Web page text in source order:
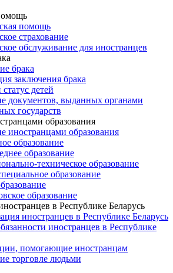
помощь
страхование
обслуживание для иностранцев
брака
заключения брака
детей
документов, выданных органами
государств
образования
иностранцами образования
образование
образование
техническое образование
образование
образование
в Республике Беларусь
иностранцев в Республике Беларусь
иностранцев в Республике
помогающие иностранцам
торговле людьми